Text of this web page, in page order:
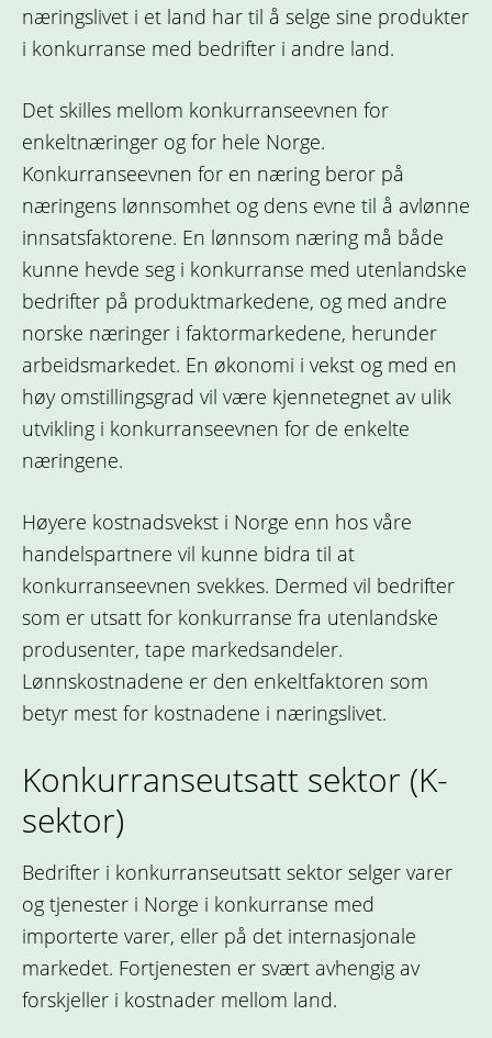
næringslivet i et land har til å selge sine produkter
i konkurranse med bedrifter i andre land.
Det skilles mellom konkurranseevnen for
enkeltnæringer og for hele Norge.
Konkurranseevnen for en næring beror på
næringens lønnsomhet og dens evne til å avlønne
innsatsfaktorene. En lønnsom næring må både
kunne hevde seg i konkurranse med utenlandske
bedrifter på produktmarkedene, og med andre
norske næringer i faktormarkedene, herunder
arbeidsmarkedet. En økonomi i vekst og med en
høy omstillingsgrad vil være kjennetegnet av ulik
utvikling i konkurranseevnen for de enkelte
næringene.
Høyere kostnadsvekst i Norge enn hos våre
handelspartnere vil kunne bidra til at
konkurranseevnen svekkes. Dermed vil bedrifter
som er utsatt for konkurranse fra utenlandske
produsenter, tape markedsandeler.
Lønnskostnadene er den enkeltfaktoren som
betyr mest for kostnadene i næringslivet.
Konkurranseutsatt sektor (K-
sektor)
Bedrifter i konkurranseutsatt sektor selger varer
og tjenester i Norge i konkurranse med
importerte varer, eller på det internasjonale
markedet. Fortjenesten er svært avhengig av
forskjeller i kostnader mellom land.